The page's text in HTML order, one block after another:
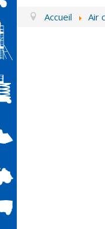
Accueil Air